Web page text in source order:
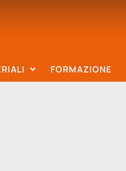
FORMAZIONE